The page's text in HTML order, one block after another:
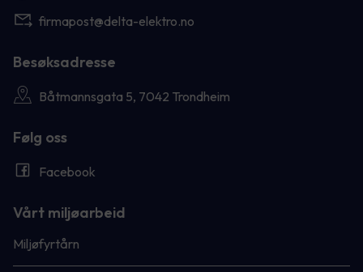
firmapost@delta-elektro.no
Besøksadresse
Båtmannsgata 5, 7042 Trondheim
Følg oss
Facebook
Vårt miljøarbeid
Miljøfyrtårn